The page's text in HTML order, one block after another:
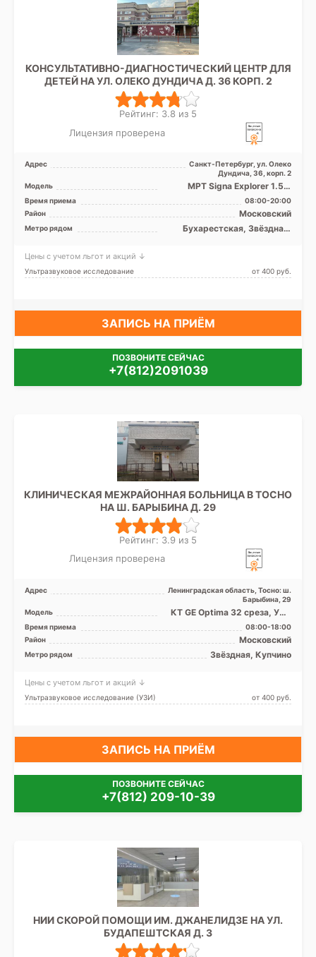
КОНСУЛЬТАТИВНО-ДИАГНОСТИЧЕСКИЙ ЦЕНТР ДЛЯ
ДЕТЕЙ НА УЛ. ОЛЕКО ДУНДИЧА Д. 36 КОРП. 2
Рейтинг: 3.8 из 5
Лицензия проверена
Адрес
Санкт-Петербург, ул. Олеко
Дундича, 36, корп. 2
Модель
МРТ Signa Explorer 1.5 Т
закрытого типа, КТ Toshiba
Activion 16 срезов
Время приема
08:00-20:00
Район
Московский
Метро рядом
Бухарестская, Звёздная,
Победы, Проспект Славы,
Дунайская, Шушары
Цены с учетом льгот и акций ↓
Ультразвуковое исследование от 400 pуб.
ЗАПИСЬ НА ПРИЁМ
ПОЗВОНИТЕ СЕЙЧАС
+7(812)2091039
КЛИНИЧЕСКАЯ МЕЖРАЙОННАЯ БОЛЬНИЦА В ТОСНО
НА Ш. БАРЫБИНА Д. 29
Рейтинг: 3.9 из 5
Лицензия проверена
Адрес
Ленинградская область, Тосно: ш.
Барыбина, 29
Модель
КТ GE Optima 32 среза, УЗИ
аппарат, Рентген аппарат
Время приема
08:00-18:00
Район
Московский
Метро рядом Звёздная, Купчино
Цены с учетом льгот и акций ↓
Ультразвуковое исследование (УЗИ) от 400 pуб.
ЗАПИСЬ НА ПРИЁМ
ПОЗВОНИТЕ СЕЙЧАС
+7(812) 209-10-39
НИИ СКОРОЙ ПОМОЩИ ИМ. ДЖАНЕЛИДЗЕ НА УЛ.
БУДАПЕШТСКАЯ Д. 3